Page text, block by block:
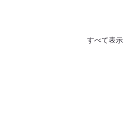
すべて表示